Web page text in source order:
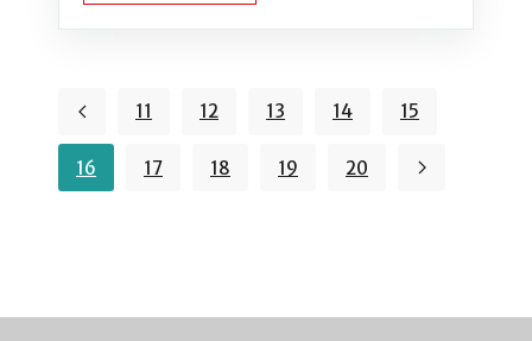
11 12 13 14 15
16 17 18 19 20